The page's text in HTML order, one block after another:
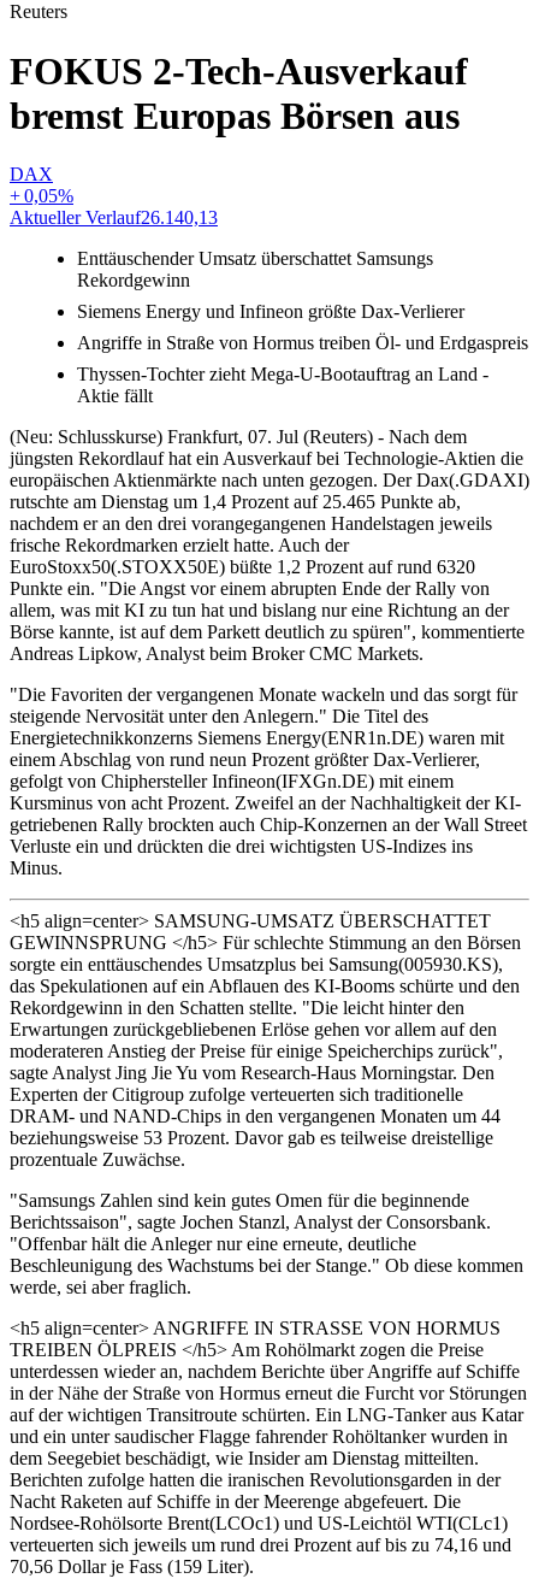
Reuters
FOKUS 2-Tech-Ausverkauf
bremst Europas Börsen aus
DAX
+0,05%
Aktueller Verlauf26.140,13
Enttäuschender Umsatz überschattet Samsungs
Rekordgewinn
Siemens Energy und Infineon größte Dax-Verlierer
Angriffe in Straße von Hormus treiben Öl- und Erdgaspreis
Thyssen-Tochter zieht Mega-U-Bootauftrag an Land -
Aktie fällt
(Neu: Schlusskurse) Frankfurt, 07. Jul (Reuters) - Nach dem
jüngsten Rekordlauf hat ein Ausverkauf bei Technologie-Aktien die
europäischen Aktienmärkte nach unten gezogen. Der Dax(.GDAXI)
rutschte am Dienstag um 1,4 Prozent auf 25.465 Punkte ab,
nachdem er an den drei vorangegangenen Handelstagen jeweils
frische Rekordmarken erzielt hatte. Auch der
EuroStoxx50(.STOXX50E) büßte 1,2 Prozent auf rund 6320
Punkte ein. "Die Angst vor einem abrupten Ende der Rally von
allem, was mit KI zu tun hat und bislang nur eine Richtung an der
Börse kannte, ist auf dem Parkett deutlich zu spüren", kommentierte
Andreas Lipkow, Analyst beim Broker CMC Markets.
"Die Favoriten der vergangenen Monate wackeln und das sorgt für
steigende Nervosität unter den Anlegern." Die Titel des
Energietechnikkonzerns Siemens Energy(ENR1n.DE) waren mit
einem Abschlag von rund neun Prozent größter Dax-Verlierer,
gefolgt von Chiphersteller Infineon(IFXGn.DE) mit einem
Kursminus von acht Prozent. Zweifel an der Nachhaltigkeit der KI-
getriebenen Rally brockten auch Chip-Konzernen an der Wall Street
Verluste ein und drückten die drei wichtigsten US-Indizes ins
Minus.
<h5 align=center> SAMSUNG-UMSATZ ÜBERSCHATTET
GEWINNSPRUNG </h5> Für schlechte Stimmung an den Börsen
sorgte ein enttäuschendes Umsatzplus bei Samsung(005930.KS),
das Spekulationen auf ein Abflauen des KI-Booms schürte und den
Rekordgewinn in den Schatten stellte. "Die leicht hinter den
Erwartungen zurückgebliebenen Erlöse gehen vor allem auf den
moderateren Anstieg der Preise für einige Speicherchips zurück",
sagte Analyst Jing Jie Yu vom Research-Haus Morningstar. Den
Experten der Citigroup zufolge verteuerten sich traditionelle
DRAM- und NAND-Chips in den vergangenen Monaten um 44
beziehungsweise 53 Prozent. Davor gab es teilweise dreistellige
prozentuale Zuwächse.
"Samsungs Zahlen sind kein gutes Omen für die beginnende
Berichtssaison", sagte Jochen Stanzl, Analyst der Consorsbank.
"Offenbar hält die Anleger nur eine erneute, deutliche
Beschleunigung des Wachstums bei der Stange." Ob diese kommen
werde, sei aber fraglich.
<h5 align=center> ANGRIFFE IN STRASSE VON HORMUS
TREIBEN ÖLPREIS </h5> Am Rohölmarkt zogen die Preise
unterdessen wieder an, nachdem Berichte über Angriffe auf Schiffe
in der Nähe der Straße von Hormus erneut die Furcht vor Störungen
auf der wichtigen Transitroute schürten. Ein LNG-Tanker aus Katar
und ein unter saudischer Flagge fahrender Rohöltanker wurden in
dem Seegebiet beschädigt, wie Insider am Dienstag mitteilten.
Berichten zufolge hatten die iranischen Revolutionsgarden in der
Nacht Raketen auf Schiffe in der Meerenge abgefeuert. Die
Nordsee-Rohölsorte Brent(LCOc1) und US-Leichtöl WTI(CLc1)
verteuerten sich jeweils um rund drei Prozent auf bis zu 74,16 und
70,56 Dollar je Fass (159 Liter).